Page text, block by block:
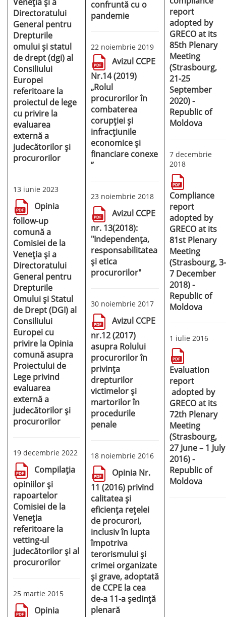
Directoratului
General pentru
Drepturile
omului și statul
de drept (dgi) al
Consiliului
Europei
referitoare la
proiectul de lege
cu privire la
evaluarea
externă a
judecătorilor și
procurorilor
13 iunie 2023
Opinia
follow-up
comună a
Comisiei de la
Veneția și a
Directoratului
General pentru
Drepturile
Omului și Statul
de Drept (DGI) al
Consiliului
Europei cu
privire la Opinia
comună asupra
Proiectului de
Lege privind
evaluarea
externă a
judecătorilor și
procurorilor
19 decembrie 2022
Compilația
opiniilor și
rapoartelor
Comisiei de la
Veneția
referitoare la
vetting-ul
judecătorilor și al
procurorilor
25 martie 2015
Opinia
confruntă cu o
pandemie
22 noiembrie 2019
Avizul CCPE
Nr.14 (2019)
„Rolul
procurorilor în
combaterea
corupției și
infracțiunile
economice și
financiare conexe
”
23 noiembrie 2018
Avizul CCPE
nr. 13(2018):
"Independența,
responsabilitatea
și etica
procurorilor"
30 noiembrie 2017
Avizul CCPE
nr.12 (2017)
asupra Rolului
procurorilor în
privința
drepturilor
victimelor și
martorilor în
procedurile
penale
18 noiembrie 2016
Opinia Nr.
11 (2016) privind
calitatea și
eficiența rețelei
de procurori,
inclusiv în lupta
împotriva
terorismului și
crimei organizate
și grave, adoptată
de CCPE la cea
de-a 11-a ședință
plenară
report
adopted by
GRECO at its
85th Plenary
Meeting
(Strasbourg,
21-25
September
2020) -
Republic of
Moldova
7 decembrie
2018
Compliance
report
adopted by
GRECO at its
81st Plenary
Meeting
(Strasbourg, 3-
7 December
2018) -
Republic of
Moldova
1 iulie 2016
Evaluation
report
adopted by
GRECO at its
72th Plenary
Meeting
(Strasbourg,
27 June – 1 July
2016) -
Republic of
Moldova